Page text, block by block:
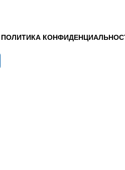
ПОЛИТИКА